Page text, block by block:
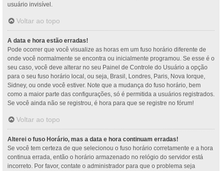
usuário invisível.
Voltar ao topo
A data e hora estão erradas!
Pode ocorrer que você visualize as horas em um fuso horário diferente de
onde você normalmente se encontra ou inicialmente programou. Se esse é o
seu caso, você deve alterar no seu Painel de Controle do Usuário a opção
para o seu fuso horário local, ou seja, Brasil, Londres, Paris, Nova Iorque,
Sidney, ou onde você estiver. Note que a mudança do fuso horário, bem
como a maior parte das configurações, só é permitida a usuários registrados.
Se você ainda não se registrou, é hora para que se registre no fórum!
Voltar ao topo
Alterei o fuso Horário, mas a data e hora continuam erradas!
Se você tem certeza de que selecionou o fuso horário corretamente e a hora
continua errada, então o horário armazenado no relógio do servidor está
incorreto. Por favor, contate o administrador para que o problema seja